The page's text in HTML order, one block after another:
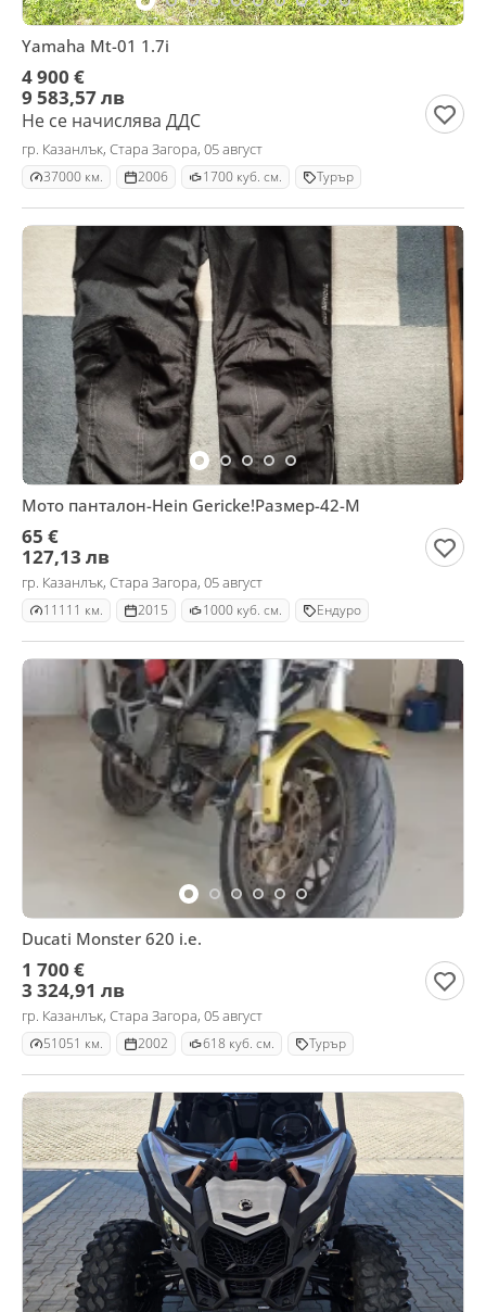
Yamaha Mt-01 1.7i
4 900 €
9 583,57 лв
Не се начислява ДДС
гр. Казанлък, Стара Загора, 05 август
37000 км. 2006 1700 куб. см. Турър
Мото панталон-Hein Gericke!Размер-42-М
65 €
127,13 лв
гр. Казанлък, Стара Загора, 05 август
11111 км. 2015 1000 куб. см. Ендуро
Ducati Monster 620 i.e.
1 700 €
3 324,91 лв
гр. Казанлък, Стара Загора, 05 август
51051 км. 2002 618 куб. см. Турър